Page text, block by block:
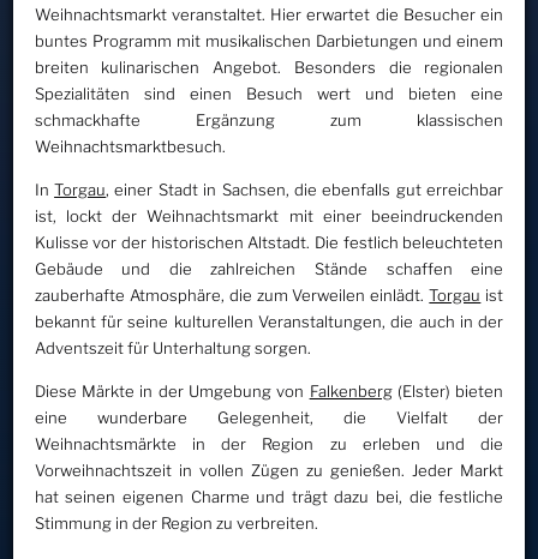
Weihnachtsmarkt veranstaltet. Hier erwartet die Besucher ein
buntes Programm mit musikalischen Darbietungen und einem
breiten kulinarischen Angebot. Besonders die regionalen
Spezialitäten sind einen Besuch wert und bieten eine
schmackhafte Ergänzung zum klassischen
Weihnachtsmarktbesuch.
InTorgau, einer Stadt in Sachsen, die ebenfalls gut erreichbar
ist, lockt der Weihnachtsmarkt mit einer beeindruckenden
Kulisse vor der historischen Altstadt. Die festlich beleuchteten
Gebäude und die zahlreichen Stände schaffen eine
zauberhafte Atmosphäre, die zum Verweilen einlädt.Torgau ist
bekannt für seine kulturellen Veranstaltungen, die auch in der
Adventszeit für Unterhaltung sorgen.
Diese Märkte in der Umgebung von Falkenberg(Elster) bieten
eine wunderbare Gelegenheit, die Vielfalt der
Weihnachtsmärkte in der Region zu erleben und die
Vorweihnachtszeit in vollen Zügen zu genießen. Jeder Markt
hat seinen eigenen Charme und trägt dazu bei, die festliche
Stimmung in der Region zu verbreiten.